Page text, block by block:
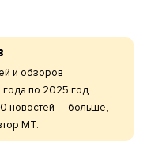
и обзоров
по 2025 год.
новостей — больше,
МТ.